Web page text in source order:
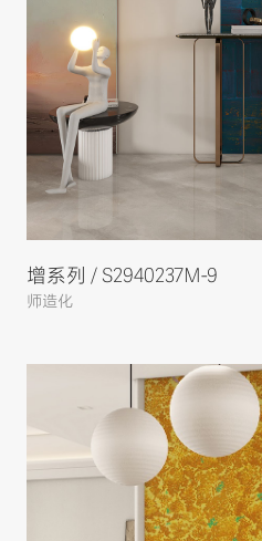
增系列 / S2940237M-9
师造化